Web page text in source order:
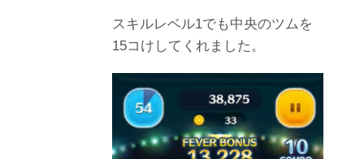
スキルレベル1でも中央のツムを
15コけしてくれました。